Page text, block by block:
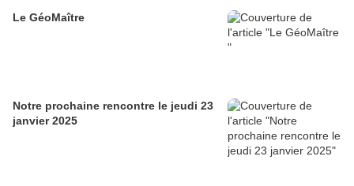
Le GéoMaître
Notre prochaine rencontre le jeudi 23
janvier 2025